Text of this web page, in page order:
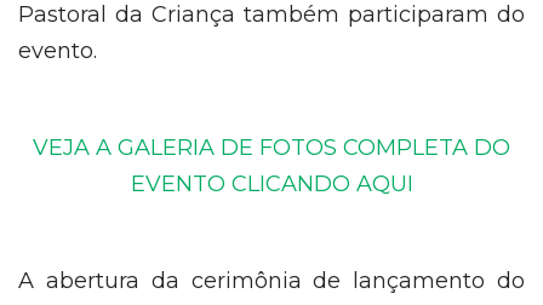
Pastoral da Criança também participaram do
evento.
VEJA A GALERIA DE FOTOS COMPLETA DO
EVENTO CLICANDO AQUI
A abertura da cerimônia de lançamento do